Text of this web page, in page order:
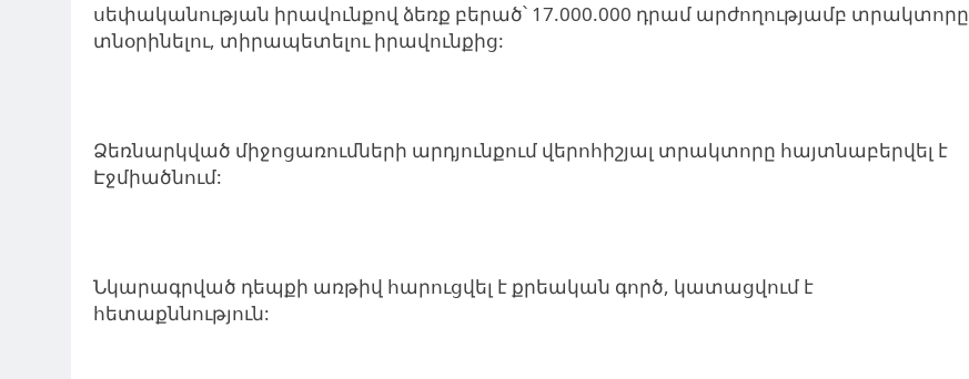
սեփականության իրավունքով ձեռք բերած՝ 17.000.000 դրամ արժողությամբ տրակտորը
տնօրինելու, տիրապետելու իրավունքից:
Ձեռնարկված միջոցառումների արդյունքում վերոհիշյալ տրակտորը հայտնաբերվել է
Էջմիածնում:
Նկարագրված դեպքի առթիվ հարուցվել է քրեական գործ, կատացվում է
հետաքննություն: